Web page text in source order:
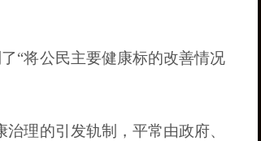
“将公民主要健康标的改善情况
理的引发轨制，平常由政府、